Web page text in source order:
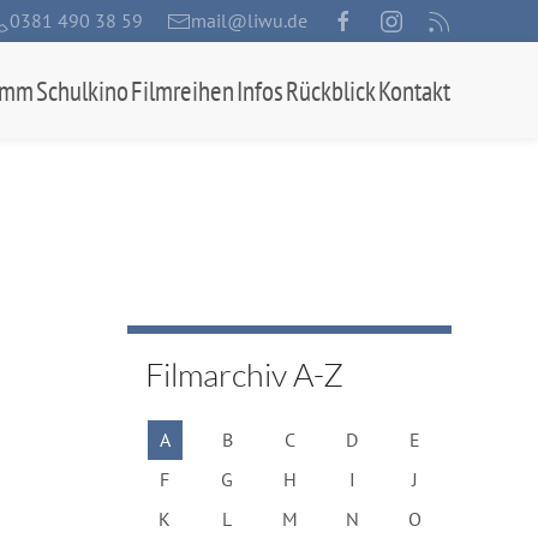
0381 490 38 59 mail@liwu.de
SchulkinoFilmreihenInfosRückblickKontakt
Filmarchiv A-Z
A B C D
E
F
G H I
J
K
L M N
O